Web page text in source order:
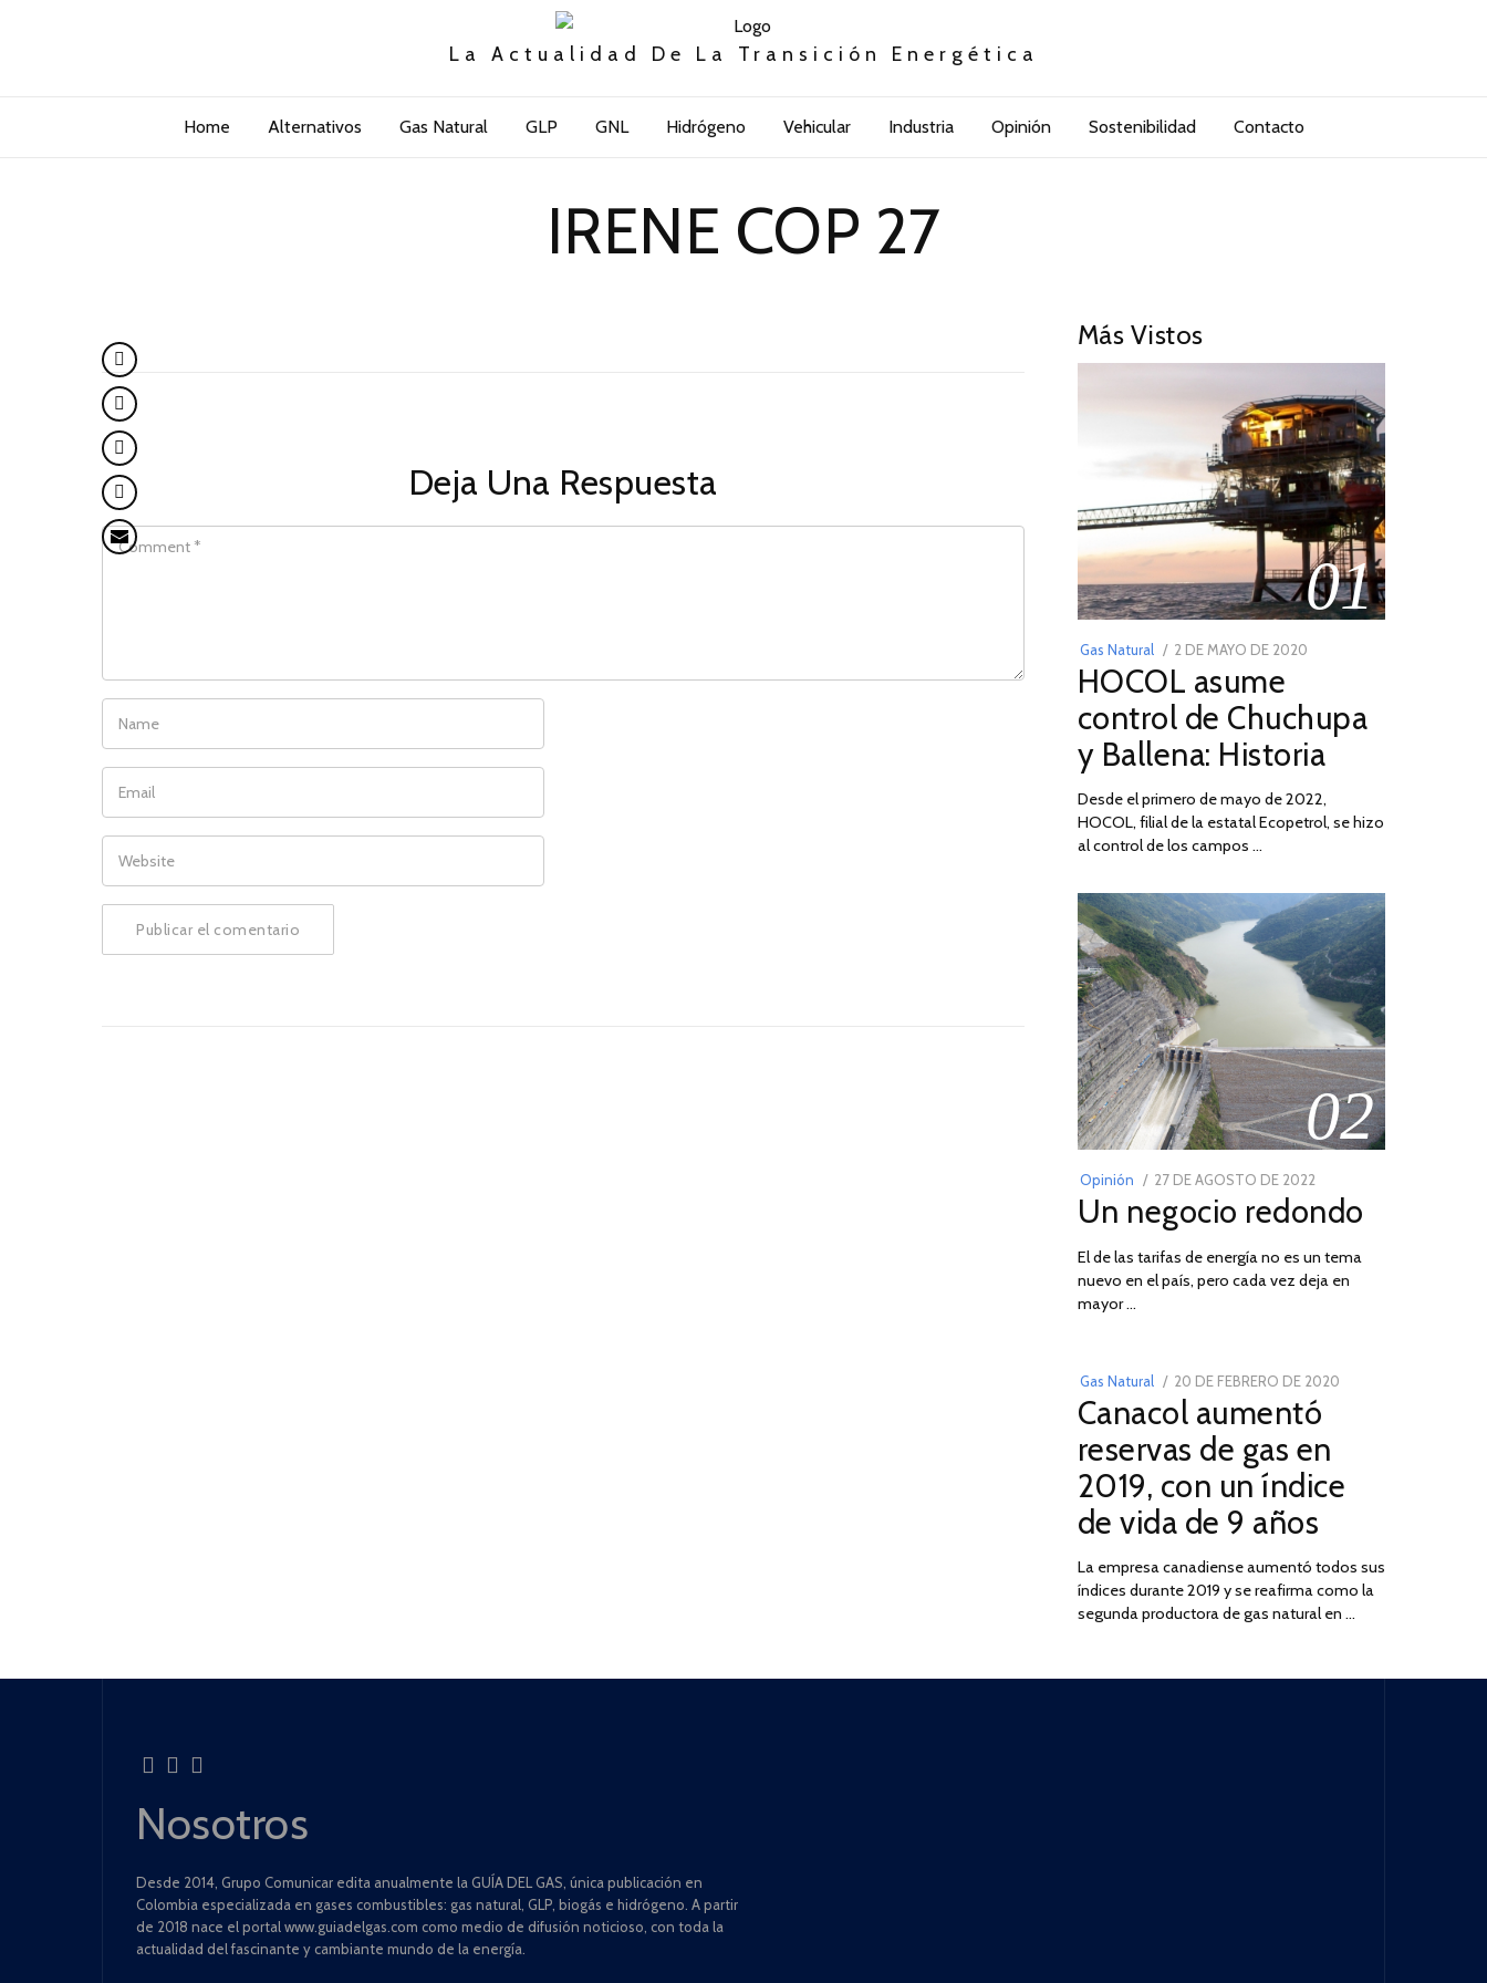
La Actualidad De La Transición Energética
Home Alternativos Gas Natural GLP GNL Hidrógeno Vehicular Industria Opinión Sostenibilidad Contacto
IRENE COP 27
Deja Una Respuesta
COMMENT
NAME
EMAIL
WEBSITE
Más Vistos
01
Gas Natural
POSTED
ON
2 DE MAYO DE 2020
DE
2026
HOCOL asume
control de Chuchupa
y Ballena: Historia
Desde el primero de mayo de 2022,
HOCOL, filial de la estatal Ecopetrol, se hizo
al control de los campos …
02
Opinión
POSTED
ON
27 DE AGOSTO DE 202230
DE
DE
2022
Un negocio redondo
El de las tarifas de energía no es un tema
nuevo en el país, pero cada vez deja en
mayor …
03
Gas Natural
POSTED
ON
20 DE FEBRERO DE 2020
2025
Canacol aumentó
reservas de gas en
2019, con un índice
de vida de 9 años
La empresa canadiense aumentó todos sus
índices durante 2019 y se reafirma como la
segunda productora de gas natural en …
Nosotros
Desde 2014, Grupo Comunicar edita anualmente la GUÍA DEL GAS, única publicación en
Colombia especializada en gases combustibles: gas natural, GLP, biogás e hidrógeno. A partir
de 2018 nace el portal www.guiadelgas.com como medio de difusión noticioso, con toda la
actualidad del fascinante y cambiante mundo de la energía.